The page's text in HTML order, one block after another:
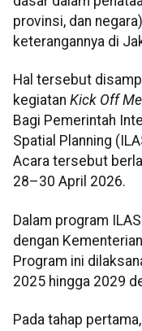
provinsi, dan
keterangannya di
Hal tersebut
kegiatan Kick Off
Bagi Pemerintah
Spatial Planning
Acara tersebut
28–30 April 2026.
Dalam program
dengan
Program ini
2025 hingga 2029
Pada tahap